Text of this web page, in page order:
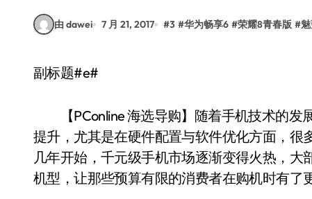
由 dawei 7 月 21, 2017 #3 #华为畅享6 #荣耀8青春版 #
副标题#e#
【PConline 海选导购】随着手机技术的发
提升，尤其是在硬件配置与软件优化方面，
几年开始，千元级手机市场逐渐变得火热，
机型，让那些预算有限的消费者在购机时有了